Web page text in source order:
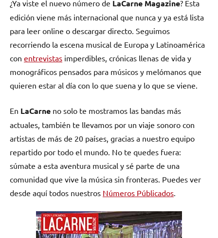
¿Ya viste el nuevo número de LaCarne Magazine? Esta
edición viene más internacional que nunca y ya está lista
para leer online o descargar directo. Seguimos
recorriendo la escena musical de Europa y Latinoamérica
con entrevistas imperdibles, crónicas llenas de vida y
monográficos pensados para músicos y melómanos que
quieren estar al día con lo que suena y lo que se viene.
En LaCarne no solo te mostramos las bandas más
actuales, también te llevamos por un viaje sonoro con
artistas de más de 20 países, gracias a nuestro equipo
repartido por todo el mundo. No te quedes fuera:
súmate a esta aventura musical y sé parte de una
comunidad que vive la música sin fronteras. Puedes ver
desde aquí todos nuestros Números Públicados